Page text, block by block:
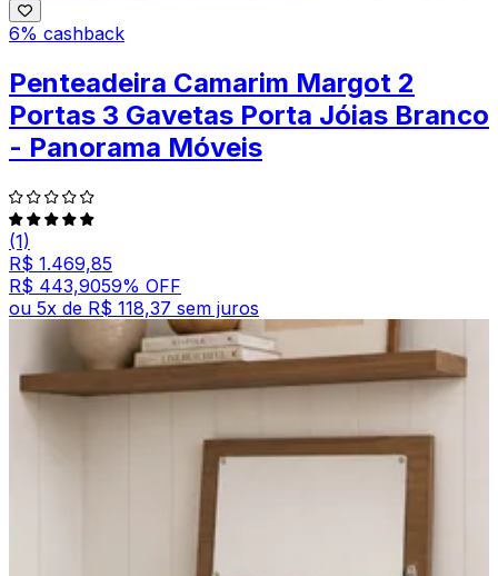
6% cashback
Penteadeira Camarim Margot 2
Portas 3 Gavetas Porta Jóias Branco
- Panorama Móveis
(1)
R$ 1.469,85
R$ 443,9059% OFF
ou 5x de R$ 118,37 sem juros